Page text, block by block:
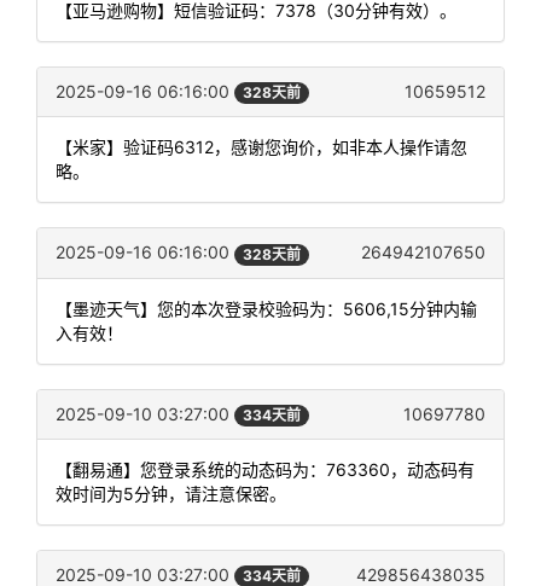
【亚马逊购物】短信验证码：7378（30分钟有效）。
2025-09-16 06:16:00 328天前 10659512
【米家】验证码6312，感谢您询价，如非本人操作请忽
略。
2025-09-16 06:16:00 328天前 264942107650
【墨迹天气】您的本次登录校验码为：5606,15分钟内输
入有效！
2025-09-10 03:27:00 334天前 10697780
【翻易通】您登录系统的动态码为：763360，动态码有
效时间为5分钟，请注意保密。
2025-09-10 03:27:00 334天前 429856438035